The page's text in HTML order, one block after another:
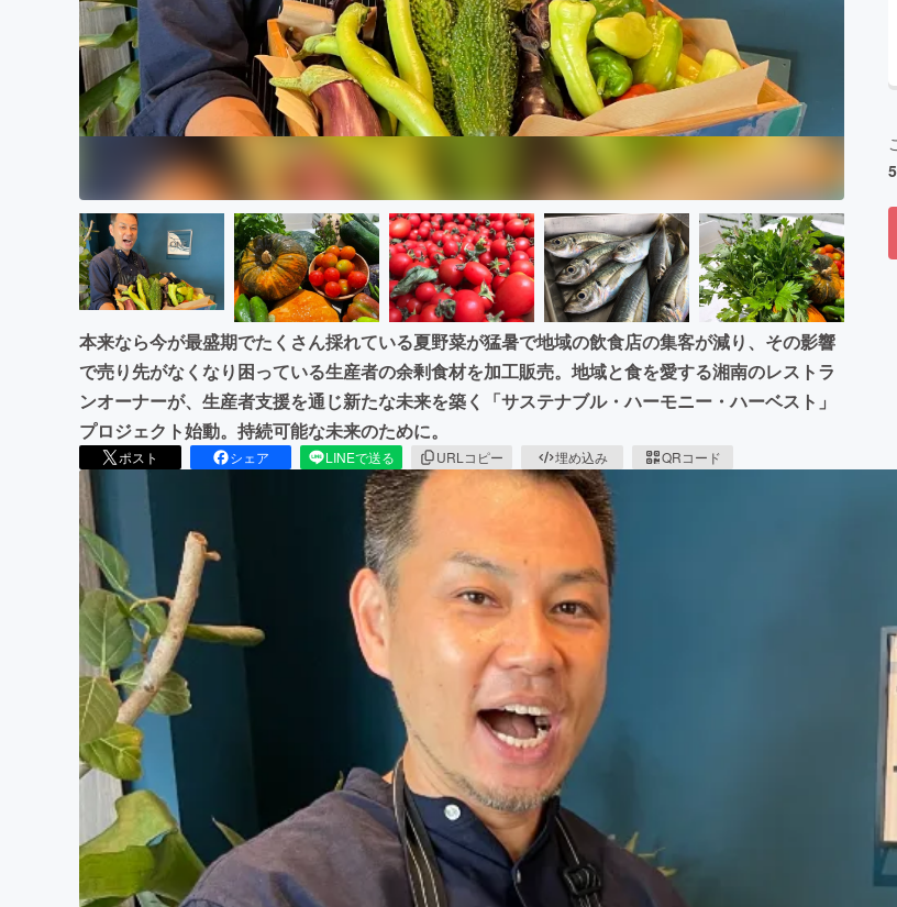
CAMPFIREふるさと納税
本来なら今が最盛期でたくさん採れている夏野菜が猛暑で地域の飲食店の集客が減り、その影響
で売り先がなくなり困っている生産者の余剰食材を加工販売。地域と食を愛する湘南のレストラ
ンオーナーが、生産者支援を通じ新たな未来を築く「サステナブル・ハーモニー・ハーベスト」
プロジェクト始動。持続可能な未来のために。
ポスト シェア LINEで送る URLコピー 埋め込み QRコード